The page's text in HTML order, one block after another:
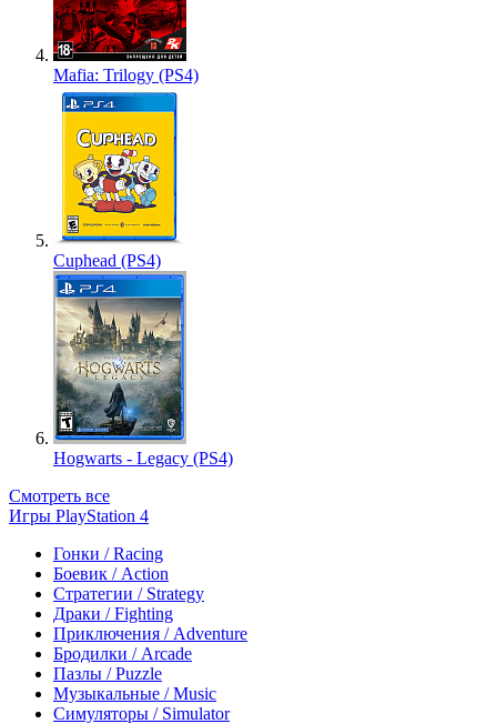
Mafia: Trilogy (PS4)
Cuphead (PS4)
Hogwarts - Legacy (PS4)
Смотреть все
Игры PlayStation 4
Гонки / Racing
Боевик / Action
Стратегии / Strategy
Драки / Fighting
Приключения / Adventure
Бродилки / Arcade
Пазлы / Puzzle
Музыкальные / Music
Симуляторы / Simulator